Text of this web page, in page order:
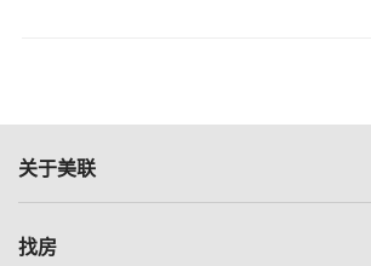
关于美联
美联集团
找房